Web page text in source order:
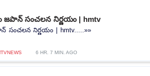
జపాన్ సంచలన నిర్ణయం | hmtv
సంచలన నిర్ణయం | hmtv.....»»
6 HR. 7 MIN. AGO